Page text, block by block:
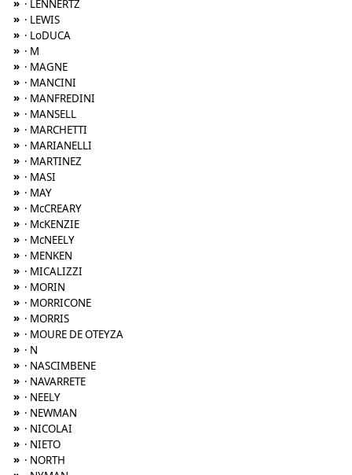
» · LENNERTZ
» · LEWIS
» · LoDUCA
» · M
» · MAGNE
» · MANCINI
» · MANFREDINI
» · MANSELL
» · MARCHETTI
» · MARIANELLI
» · MARTINEZ
» · MASI
» · MAY
» · McCREARY
» · McKENZIE
» · McNEELY
» · MENKEN
» · MICALIZZI
» · MORIN
» · MORRICONE
» · MORRIS
» · MOURE DE OTEYZA
» · N
» · NASCIMBENE
» · NAVARRETE
» · NEELY
» · NEWMAN
» · NICOLAI
» · NIETO
» · NORTH